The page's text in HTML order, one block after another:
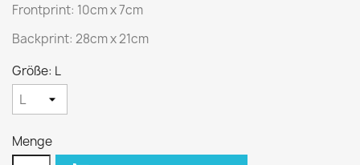
Frontprint: 10cm x 7cm
Backprint: 28cm x 21cm
Größe: L
Menge